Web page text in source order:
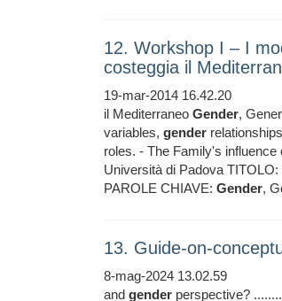
12. Workshop I ‒ I
costeggia il
19-mar-2014 16.42.20
il Mediterraneo Gender,
variables, gender
roles. - The Family's
Università di Padova TITOLO:
PAROLE CHIAVE: Gender,
13. Guide-on-
8-mag-2024 13.02.59
and gender perspective?